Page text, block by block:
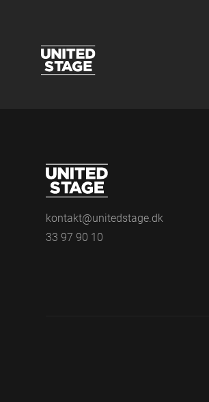
kontakt@unitedstage.dk
33 97 90 10